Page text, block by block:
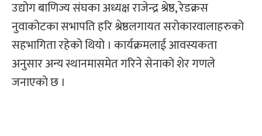
उद्योग बाणिज्य संघका अध्यक्ष राजेन्द्र श्रेष्ठ, रेडक्रस
नुवाकोटका सभापति हरि श्रेष्ठलगायत सरोकारवालाहरुको
सहभागिता रहेको थियो । कार्यक्रमलाई आवस्यकता
अनुसार अन्य स्थानमासमेत गरिने सेनाको शेर गणले
जनाएको छ ।